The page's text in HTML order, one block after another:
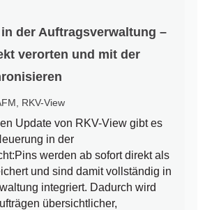
der Auftragsverwaltung –
verorten und mit der
RKV-View
Update von RKV-View gibt es
in der
werden ab sofort direkt als
und sind damit vollständig in
integriert. Dadurch wird
übersichtlicher,